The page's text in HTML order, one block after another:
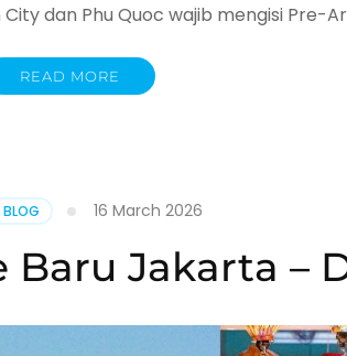
dan Phu Quoc wajib mengisi Pre-
READ MORE
BLOG 16 March 2026
Jakarta –